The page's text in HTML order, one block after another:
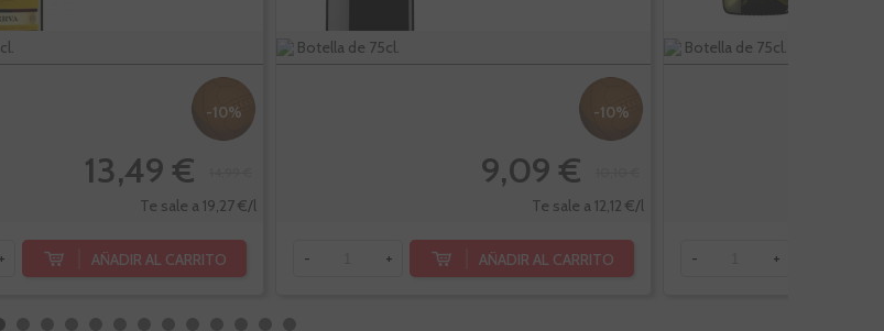
-10%
13,49 €
Te sale a 19,27 €/l
+ AÑADIR AL CARRITO
Botella de 75cl.
-10%
9,09 €
Te sale a 12,12 €/l
- + AÑADIR AL CARRITO
Botella de 75cl.
- +